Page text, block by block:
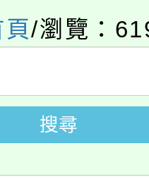
，桃園電
運動會8/
泳池舉行。
入戶享有免
中低收入戶
育及科技中
研習
育及科技中
頁/瀏覽：
搜尋